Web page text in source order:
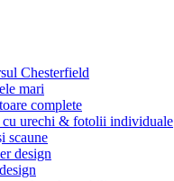
Chesterfield
mari
complete
urechi & fotolii individuale
scaune
design